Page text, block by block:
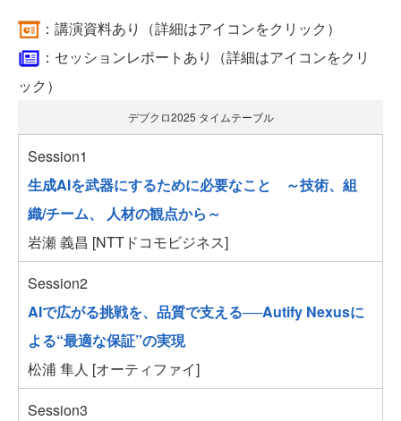
：講演資料あり（詳細はアイコンをクリック）
：セッションレポートあり（詳細はアイコンをクリ
ック）
デブクロ2025 タイムテーブル
Session1
生成AIを武器にするために必要なこと ～技術、組
織/チーム、 人材の観点から～
岩瀬 義昌 [NTTドコモビジネス]
Session2
AIで広がる挑戦を、品質で支える──Autify Nexusに
よる“最適な保証”の実現
松浦 隼人 [オーティファイ]
Session3